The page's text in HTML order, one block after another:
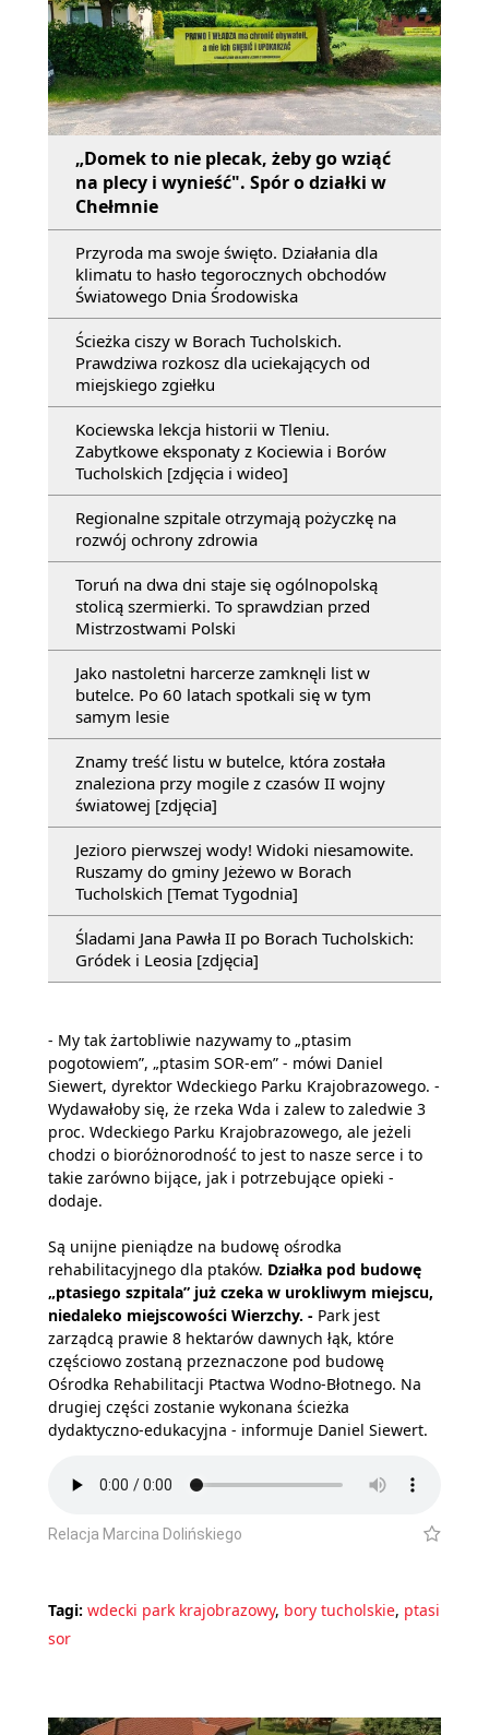
„Domek to nie plecak, żeby go wziąć
na plecy i wynieść". Spór o działki w
Chełmnie
Przyroda ma swoje święto. Działania dla
klimatu to hasło tegorocznych obchodów
Światowego Dnia Środowiska
Ścieżka ciszy w Borach Tucholskich.
Prawdziwa rozkosz dla uciekających od
miejskiego zgiełku
Kociewska lekcja historii w Tleniu.
Zabytkowe eksponaty z Kociewia i Borów
Tucholskich [zdjęcia i wideo]
Regionalne szpitale otrzymają pożyczkę na
rozwój ochrony zdrowia
Toruń na dwa dni staje się ogólnopolską
stolicą szermierki. To sprawdzian przed
Mistrzostwami Polski
Jako nastoletni harcerze zamknęli list w
butelce. Po 60 latach spotkali się w tym
samym lesie
Znamy treść listu w butelce, która została
znaleziona przy mogile z czasów II wojny
światowej [zdjęcia]
Jezioro pierwszej wody! Widoki niesamowite.
Ruszamy do gminy Jeżewo w Borach
Tucholskich [Temat Tygodnia]
Śladami Jana Pawła II po Borach Tucholskich:
Gródek i Leosia [zdjęcia]
- My tak żartobliwie nazywamy to „ptasim
pogotowiem”, „ptasim SOR-em” - mówi Daniel
Siewert, dyrektor Wdeckiego Parku Krajobrazowego. -
Wydawałoby się, że rzeka Wda i zalew to zaledwie 3
proc. Wdeckiego Parku Krajobrazowego, ale jeżeli
chodzi o bioróżnorodność to jest to nasze serce i to
takie zarówno bijące, jak i potrzebujące opieki -
dodaje.
Są unijne pieniądze na budowę ośrodka
rehabilitacyjnego dla ptaków. Działka pod budowę
„ptasiego szpitala” już czeka w urokliwym miejscu,
niedaleko miejscowości Wierzchy. - Park jest
zarządcą prawie 8 hektarów dawnych łąk, które
częściowo zostaną przeznaczone pod budowę
Ośrodka Rehabilitacji Ptactwa Wodno-Błotnego. Na
drugiej części zostanie wykonana ścieżka
dydaktyczno-edukacyjna - informuje Daniel Siewert.
Relacja Marcina Dolińskiego
Tagi: wdecki park krajobrazowy, bory tucholskie, ptasi
sor